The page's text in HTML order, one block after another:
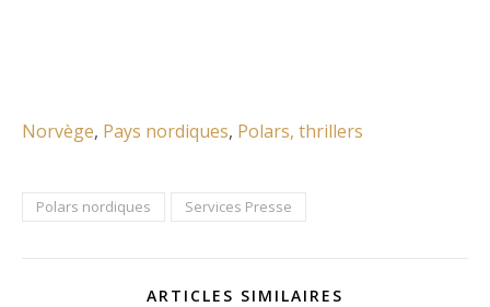
Norvège, Pays nordiques, Polars, thrillers
Polars nordiques Services Presse
ARTICLES SIMILAIRES